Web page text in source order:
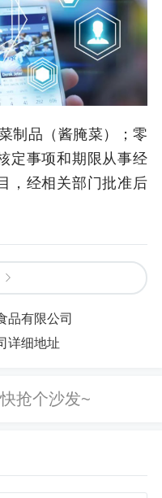
制品（酱腌菜）；零
定事项和期限从事经
，经相关部门批准后
品有限公司
详细地址